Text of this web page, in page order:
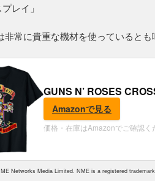
レイ」
非常に貴重な機材を使っているとも
GUNS N’ ROSES
Amazonで見る
価格・在庫はAmazonでご確認く
Networks Media Limited. NME is a registered